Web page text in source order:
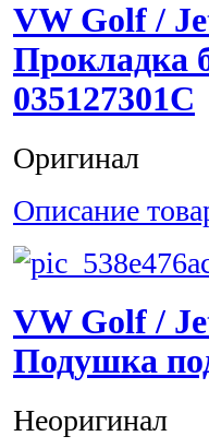
VW Golf /
Прокладка
035127301C
Оригинал
Описание
VW Golf /
Подушка
Неоригинал